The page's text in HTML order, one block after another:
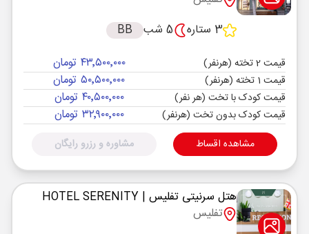
3 ستاره
5 شب BB
قیمت 2 تخته (هرنفر) ۴۳٬۵۰۰٬۰۰۰ تومان
قیمت 1 تخته (هرنفر) ۵۰٬۵۰۰٬۰۰۰ تومان
قیمت کودک با تخت (هر نفر) ۴۰٬۵۰۰٬۰۰۰ تومان
قیمت کودک بدون تخت (هرنفر) ۳۲٬۹۰۰٬۰۰۰ تومان
مشاهده اقساط مشاوره و رزرو رایگان
هتل سرنیتی تفلیس | HOTEL SERENITY
تفلیس